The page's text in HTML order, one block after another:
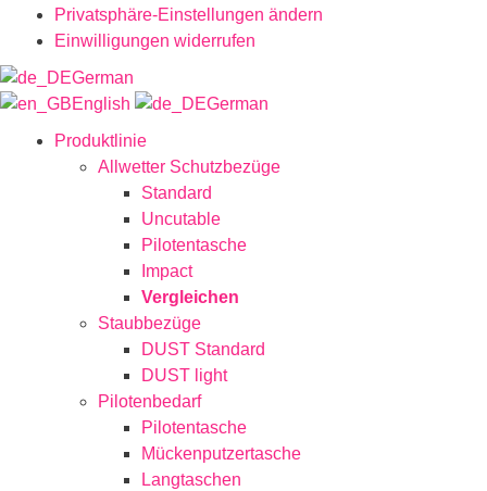
Privatsphäre-Einstellungen ändern
Einwilligungen widerrufen
German
English
German
Produktlinie
Allwetter Schutzbezüge
Standard
Uncutable
Pilotentasche
Impact
Vergleichen
Staubbezüge
DUST Standard
DUST light
Pilotenbedarf
Pilotentasche
Mückenputzertasche
Langtaschen